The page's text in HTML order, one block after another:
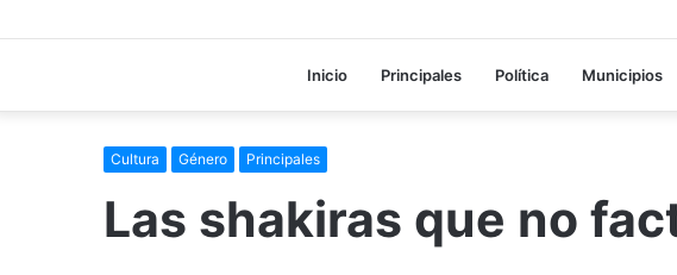
Inicio Principales Política Municipios
Cultura Género Principales
Las shakiras que no